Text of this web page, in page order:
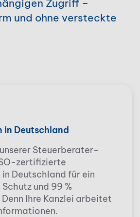
Zugriff –
und ohne versteckte
in Deutschland
Steuerberater-
zertifizierte
in Deutschland für ein
und 99 %
Ihre Kanzlei arbeitet